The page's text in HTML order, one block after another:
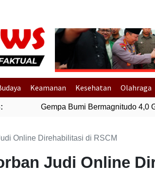
Previous
Keamanan Kesehatan Olahraga
Gempa Bumi Bermagnitudo 4,0
Online Direhabilitasi di RSCM
Judi Online